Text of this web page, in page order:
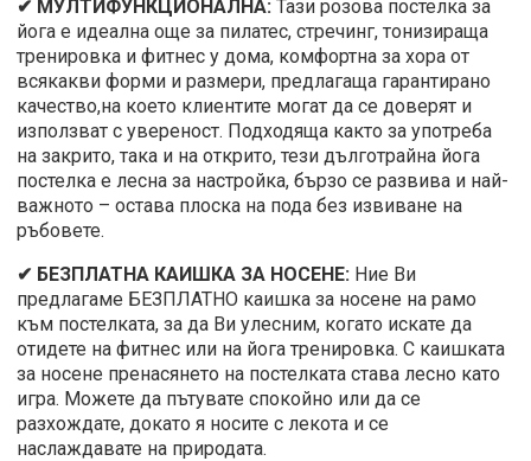
✔ МУЛТИФУНКЦИОНАЛНА: Тази розова постелка за
йога е идеална още за пилатес, стречинг, тонизираща
тренировка и фитнес у дома, комфортна за хора от
всякакви форми и размери, предлагаща гарантирано
качество,на което клиентите могат да се доверят и
използват с увереност. Подходяща както за употреба
на закрито, така и на открито, тези дълготрайна йога
постелка е лесна за настройка, бързо се развива и най-
важното – остава плоска на пода без извиване на
ръбовете.
✔ БЕЗПЛАТНА КАИШКА ЗА НОСЕНЕ: Ние Ви
предлагаме БЕЗПЛАТНО каишка за носене на рамо
към постелката, за да Ви улесним, когато искате да
отидете на фитнес или на йога тренировка. С каишката
за носене пренасянето на постелката става лесно като
игра. Можете да пътувате спокойно или да се
разхождате, докато я носите с лекота и се
наслаждавате на природата.